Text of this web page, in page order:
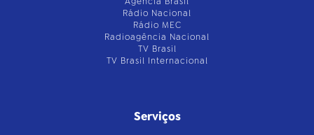
Rádio Nacional
Rádio MEC
Radioagência Nacional
TV Brasil
TV Brasil Internacional
Serviços